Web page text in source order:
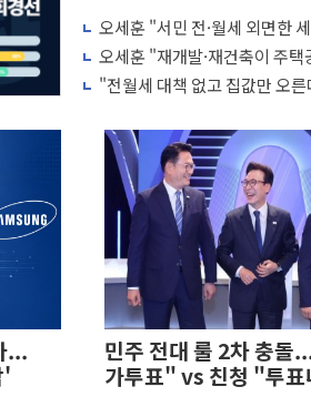
오세훈 "서민 전·월세 외면한
오세훈 "재개발·재건축이 주
"전월세 대책 없고 집값만 오
...
'
민주 전대 룰 2차 충돌
가투표" vs 친청 "투